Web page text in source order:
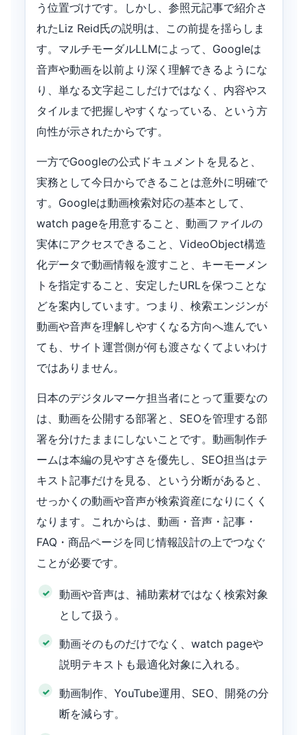
う位置づけです。しかし、参照元記事で紹介さ
れたLiz Reid氏の説明は、この前提を揺らしま
す。マルチモーダルLLMによって、Googleは
音声や動画を以前より深く理解できるようにな
り、単なる文字起こしだけではなく、内容やス
タイルまで把握しやすくなっている、という方
向性が示されたからです。
一方でGoogleの公式ドキュメントを見ると、
実務として今日からできることは意外に明確で
す。Googleは動画検索対応の基本として、
watch pageを用意すること、動画ファイルの
実体にアクセスできること、VideoObject構造
化データで動画情報を渡すこと、キーモーメン
トを指定すること、安定したURLを保つことな
どを案内しています。つまり、検索エンジンが
動画や音声を理解しやすくなる方向へ進んでい
ても、サイト運営側が何も渡さなくてよいわけ
ではありません。
日本のデジタルマーケ担当者にとって重要なの
は、動画を公開する部署と、SEOを管理する部
署を分けたままにしないことです。動画制作チ
ームは本編の見やすさを優先し、SEO担当はテ
キスト記事だけを見る、という分断があると、
せっかくの動画や音声が検索資産になりにくく
なります。これからは、動画・音声・記事・
FAQ・商品ページを同じ情報設計の上でつなぐ
ことが必要です。
動画や音声は、補助素材ではなく検索対象
として扱う。
動画そのものだけでなく、watch pageや
説明テキストも最適化対象に入れる。
動画制作、YouTube運用、SEO、開発の分
断を減らす。